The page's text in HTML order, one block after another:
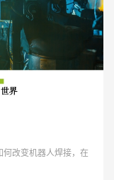
何改变机器人焊接，在